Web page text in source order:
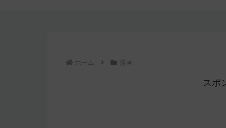
ホーム 漫画
スポ